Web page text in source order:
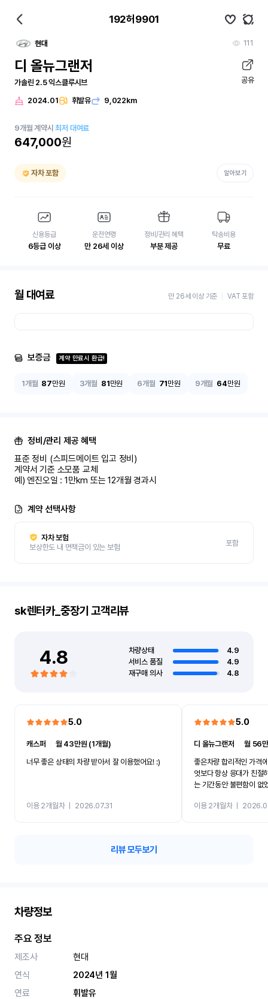
192허9901
현대 111
디 올뉴그랜저
가솔린 2.5 익스클루시브 공유
2024.01 휘발유 9,022km
9개월 계약시최저 대여료
647,000원
자차 포함 알아보기
신용등급
6등급 이상
운전연령
만 26세 이상
정비/관리 혜택
부분 제공
탁송비용
무료
월 대여료 만 26세 이상 기준 VAT 포함
보증금 계약 만료시 환급!
1개월 87만원 3개월 81만원 6개월 71만원 9개월 64만원
정비/관리 제공 혜택
표준 정비 (스피드메이트 입고 정비)
계약서 기준 소모품 교체
예) 엔진오일 : 1만km 또는 12개월 경과시
계약 선택사항
자차 보험
보상한도 내 면책금이 있는 보험
포함
sk렌터카_중장기 고객리뷰
4.8 차량상태
4.9
서비스 품질
4.9
재구매 의사
4.8
5.0
캐스퍼
월 43만원 (1개월)
너무 좋은 상태의 차량 받아서 잘 이용했어요! :)
이용 2개월차ㅣ 2026.07.31
5.0
디 올뉴그랜저 ㅣ월 56
좋은차량 합리적인 가격
엇보다 항상 응대가 친절
는 기간동안 불편함이 없
카 렌트 고민없이 강추합
이용 2개월차ㅣ
리뷰 모두보기
차량정보
주요 정보
제조사
현대
연식
2024년 1월
연료
휘발유